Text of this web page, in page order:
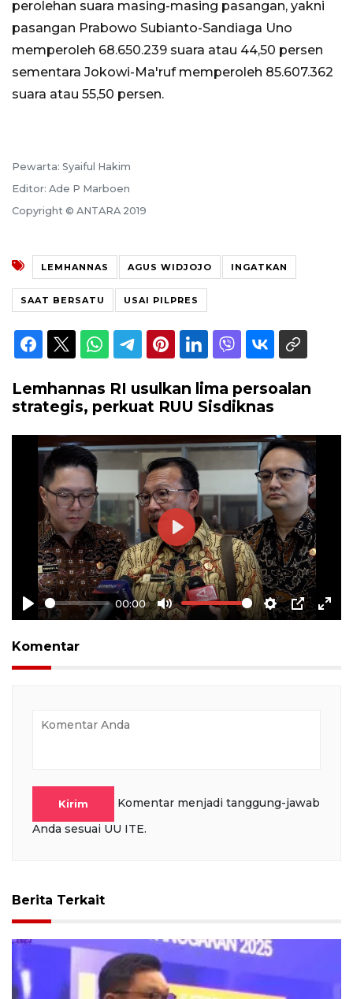
perolehan suara masing-masing pasangan, yakni
pasangan Prabowo Subianto-Sandiaga Uno
memperoleh 68.650.239 suara atau 44,50 persen
sementara Jokowi-Ma'ruf memperoleh 85.607.362
suara atau 55,50 persen.
Pewarta: Syaiful Hakim
Editor: Ade P Marboen
Copyright © ANTARA 2019
LEMHANNAS AGUS WIDJOJO INGATKAN
SAAT BERSATU USAI PILPRES
Lemhannas RI usulkan lima persoalan
strategis, perkuat RUU Sisdiknas
Play
00:00
Mute Settings
PIP
Play
Komentar
Kirim
Komentar menjadi tanggung-jawab
Anda sesuai UU ITE.
Berita Terkait